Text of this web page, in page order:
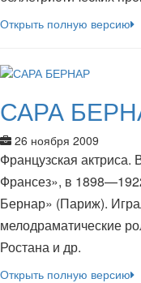
Открыть полную версию
САРА
26 ноября 2009
Французская
Франсез», в
Бернар» (Париж).
мелодраматические
Ростана и др.
Открыть полную версию